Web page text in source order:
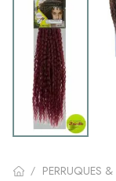
/ PERRUQUES